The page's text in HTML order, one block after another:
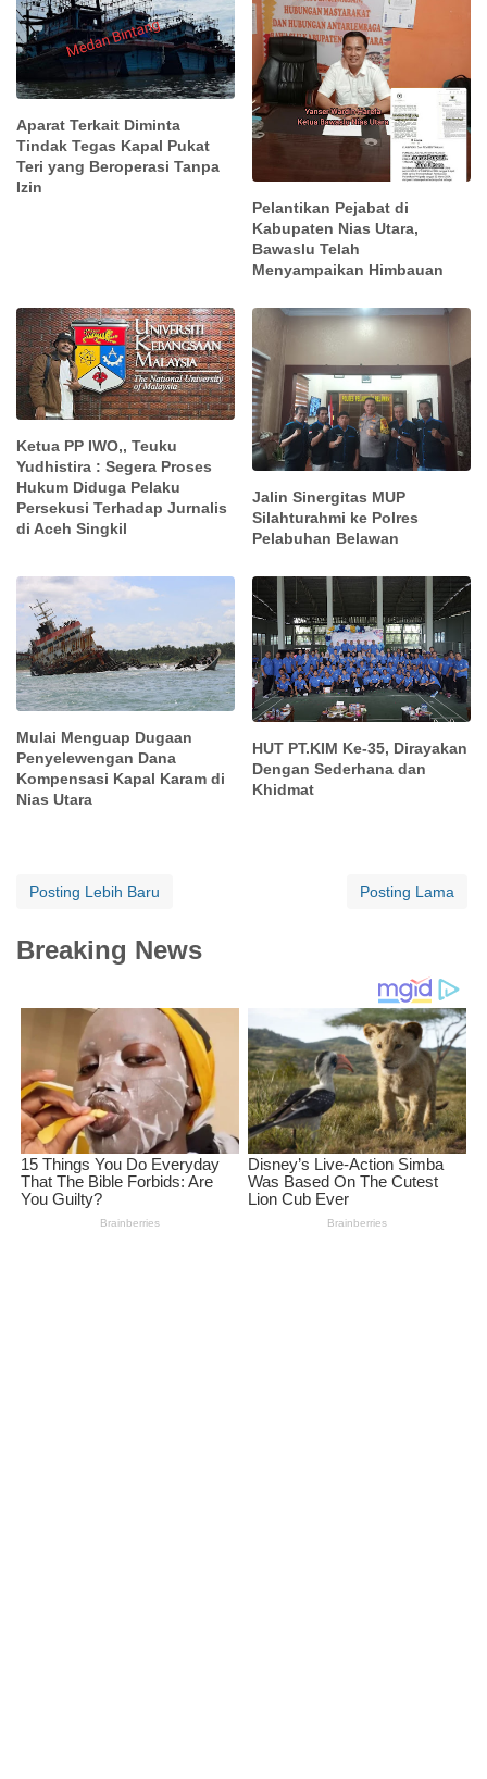
Aparat Terkait Diminta
Tindak Tegas Kapal Pukat
Teri yang Beroperasi Tanpa
Izin
Pelantikan Pejabat di
Kabupaten Nias Utara,
Bawaslu Telah
Menyampaikan Himbauan
Ketua PP IWO,, Teuku
Yudhistira : Segera Proses
Hukum Diduga Pelaku
Persekusi Terhadap Jurnalis
di Aceh Singkil
Jalin Sinergitas MUP
Silahturahmi ke Polres
Pelabuhan Belawan
Mulai Menguap Dugaan
Penyelewengan Dana
Kompensasi Kapal Karam di
Nias Utara
HUT PT.KIM Ke-35, Dirayakan
Dengan Sederhana dan
Khidmat
Posting Lebih Baru Posting Lama
Breaking News